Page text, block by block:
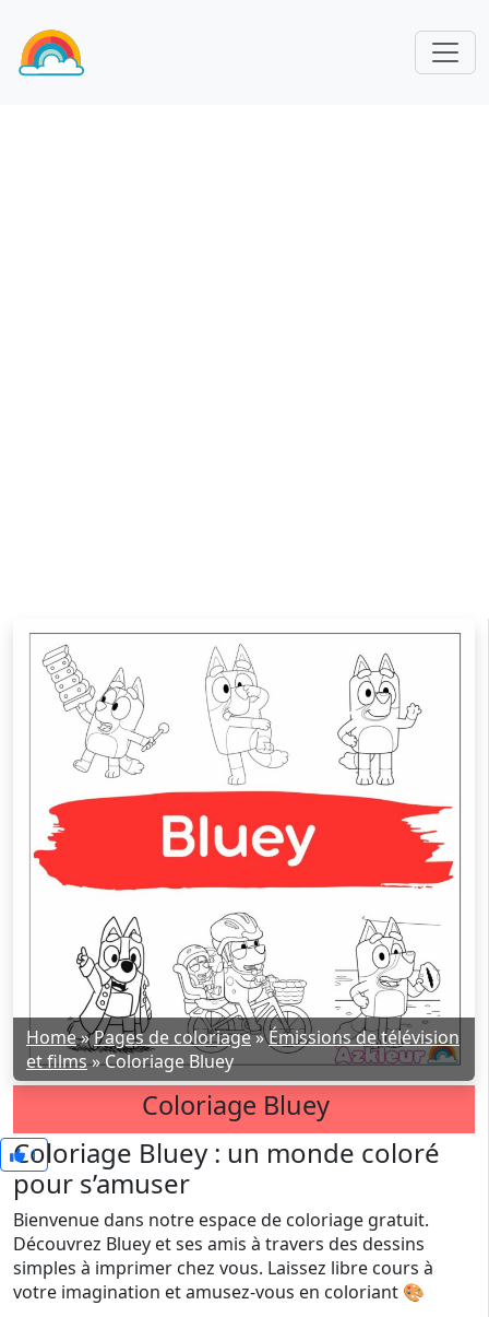
Home»Pages de coloriage»Émissions de télévision
et films»Coloriage Bluey
Coloriage Bluey
1
Coloriage Bluey : un monde coloré
pour s’amuser
Bienvenue dans notre espace de coloriage gratuit.
Découvrez Bluey et ses amis à travers des dessins
simples à imprimer chez vous. Laissez libre cours à
votre imagination et amusez-vous en coloriant 🎨